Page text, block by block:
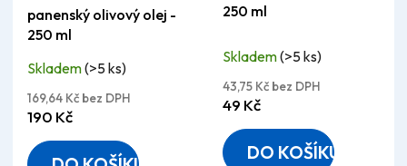
produktu
5,0
z
5
hvězdiček.
panenský olivový olej -
250 ml
Skladem(>5 ks)
169,64 Kč bez DPH
190 Kč
produktu
z
hvězdiček.
250 ml
Skladem(>5 ks)
43,75 Kč bez DPH
49 Kč
DO KOŠÍKU